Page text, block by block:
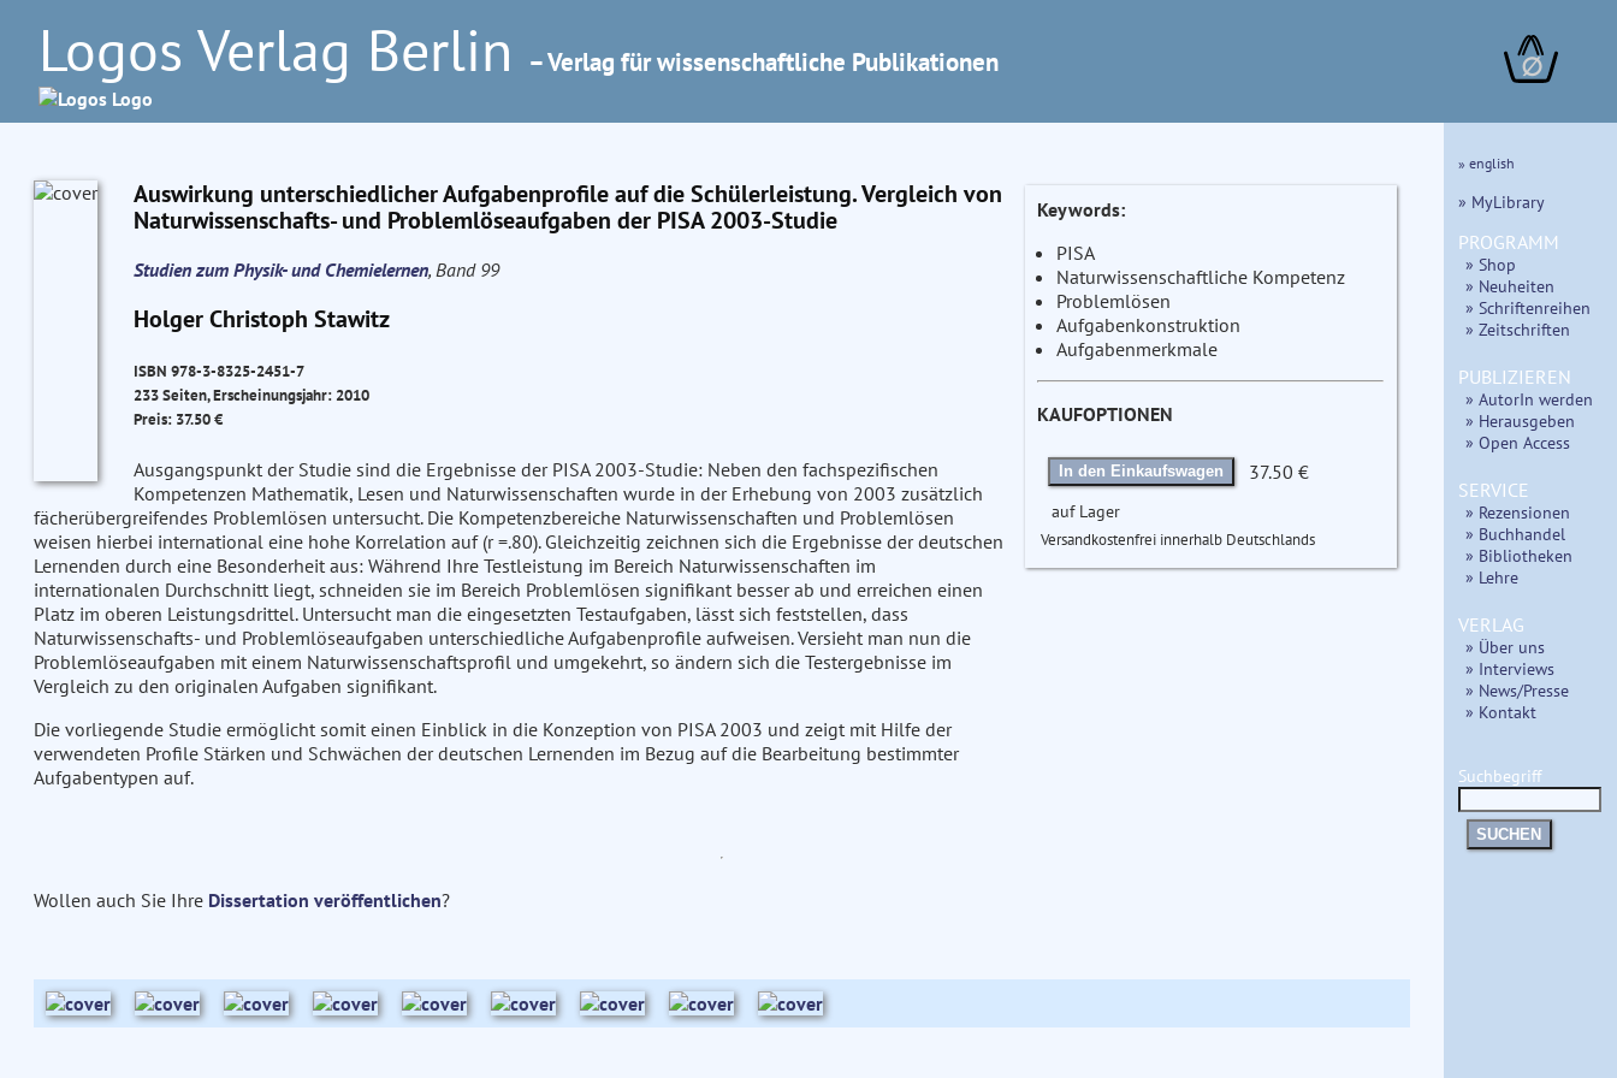
Logos Verlag Berlin – Verlag für wissenschaftliche Publikationen ∅
Auswirkung unterschiedlicher Aufgabenprofile auf die Schülerleistung. Vergleich von
Naturwissenschafts- und Problemlöseaufgaben der PISA 2003-Studie
Studien zum Physik- und Chemielernen, Band 99
Holger Christoph Stawitz
ISBN 978-3-8325-2451-7
233 Seiten, Erscheinungsjahr: 2010
Preis: 37.50 €
Ausgangspunkt der Studie sind die Ergebnisse der PISA 2003-Studie: Neben den fachspezifischen
Kompetenzen Mathematik, Lesen und Naturwissenschaften wurde in der Erhebung von 2003 zusätzlich
fächerübergreifendes Problemlösen untersucht. Die Kompetenzbereiche Naturwissenschaften und Problemlösen
weisen hierbei international eine hohe Korrelation auf (r =.80). Gleichzeitig zeichnen sich die Ergebnisse der deutschen
Lernenden durch eine Besonderheit aus: Während Ihre Testleistung im Bereich Naturwissenschaften im
internationalen Durchschnitt liegt, schneiden sie im Bereich Problemlösen signifikant besser ab und erreichen einen
Platz im oberen Leistungsdrittel. Untersucht man die eingesetzten Testaufgaben, lässt sich feststellen, dass
Naturwissenschafts- und Problemlöseaufgaben unterschiedliche Aufgabenprofile aufweisen. Versieht man nun die
Problemlöseaufgaben mit einem Naturwissenschaftsprofil und umgekehrt, so ändern sich die Testergebnisse im
Vergleich zu den originalen Aufgaben signifikant.
Die vorliegende Studie ermöglicht somit einen Einblick in die Konzeption von PISA 2003 und zeigt mit Hilfe der
verwendeten Profile Stärken und Schwächen der deutschen Lernenden im Bezug auf die Bearbeitung bestimmter
Aufgabentypen auf.
Keywords:
PISA
Naturwissenschaftliche Kompetenz
Problemlösen
Aufgabenkonstruktion
Aufgabenmerkmale
KAUFOPTIONEN
In den Einkaufswagen 37.50 €
auf Lager
Versandkostenfrei innerhalb Deutschlands
Wollen auch Sie Ihre Dissertation veröffentlichen?
» english
» MyLibrary
PROGRAMM
» Shop
» Neuheiten
» Schriftenreihen
» Zeitschriften
PUBLIZIEREN
» AutorIn werden
» Herausgeben
» Open Access
SERVICE
» Rezensionen
» Buchhandel
» Bibliotheken
» Lehre
VERLAG
» Über uns
» Interviews
» News/Presse
» Kontakt
Suchbegriff
SUCHEN